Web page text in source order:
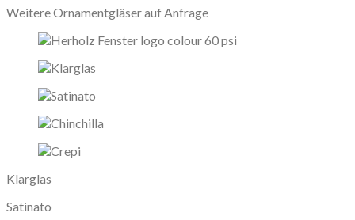
Weitere Ornamentgläser auf Anfrage
Klarglas
Satinato